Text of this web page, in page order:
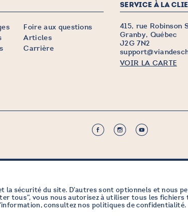
Foire aux questions
Articles
Carrière
SERVICE À LA
415, rue Robinson
Granby, Québec
J2G 7N2
VOIR LA CARTE
sécurité du site. D’autres sont optionnels et nous
tous”, vous nous autorisez à utiliser tous les fichiers
consultez nos politiques de confidentialité.